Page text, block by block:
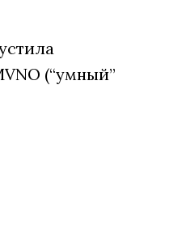
(“умный”